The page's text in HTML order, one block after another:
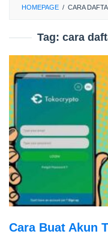
HOMEPAGE / CARA
Tag: cara
Cara Buat Akun